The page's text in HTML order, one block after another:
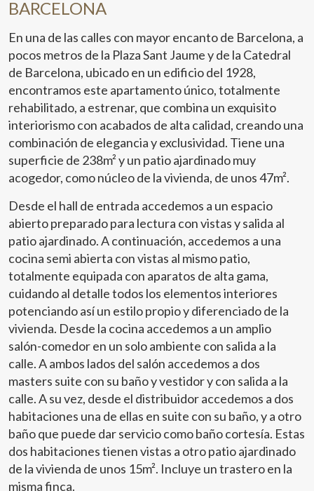
BARCELONA
En una de las calles con mayor encanto de Barcelona, a
pocos metros de la Plaza Sant Jaume y de la Catedral
de Barcelona, ubicado en un edificio del 1928,
encontramos este apartamento único, totalmente
rehabilitado, a estrenar, que combina un exquisito
interiorismo con acabados de alta calidad, creando una
combinación de elegancia y exclusividad. Tiene una
superficie de 238m² y un patio ajardinado muy
acogedor, como núcleo de la vivienda, de unos 47m².
Desde el hall de entrada accedemos a un espacio
abierto preparado para lectura con vistas y salida al
patio ajardinado. A continuación, accedemos a una
cocina semi abierta con vistas al mismo patio,
totalmente equipada con aparatos de alta gama,
cuidando al detalle todos los elementos interiores
potenciando así un estilo propio y diferenciado de la
vivienda. Desde la cocina accedemos a un amplio
salón-comedor en un solo ambiente con salida a la
calle. A ambos lados del salón accedemos a dos
masters suite con su baño y vestidor y con salida a la
calle. A su vez, desde el distribuidor accedemos a dos
habitaciones una de ellas en suite con su baño, y a otro
baño que puede dar servicio como baño cortesía. Estas
dos habitaciones tienen vistas a otro patio ajardinado
de la vivienda de unos 15m². Incluye un trastero en la
misma finca.